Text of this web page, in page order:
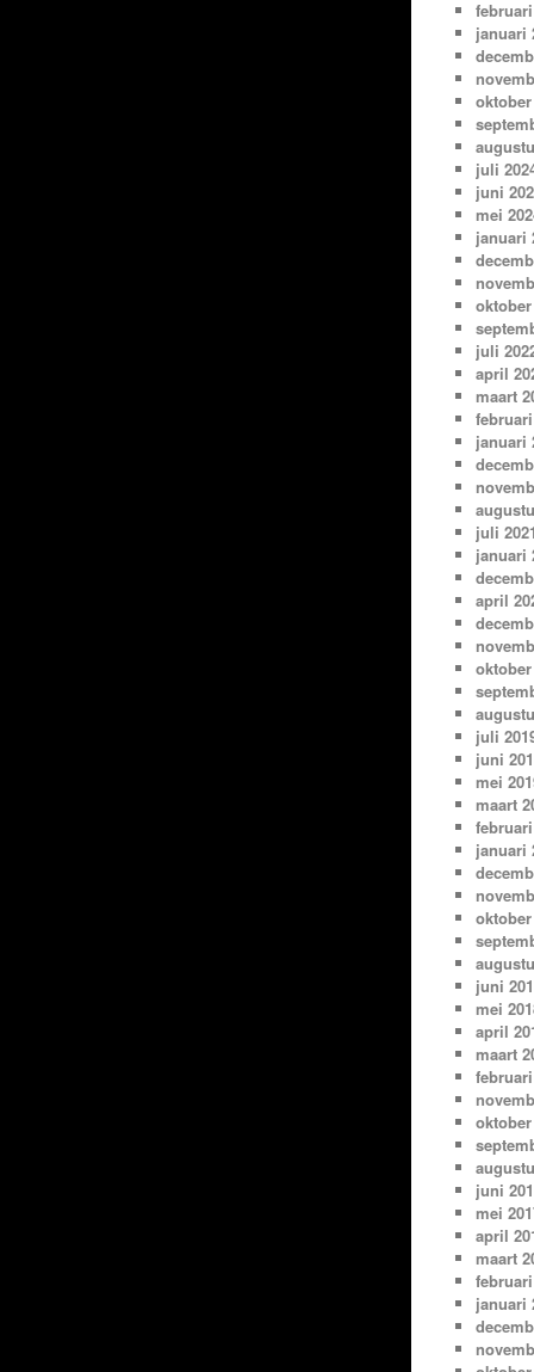
januari
oktober
juli
juni
mei
januari
oktober
juli
april
maart
januari
juli
januari
april
oktober
juli
juni
mei
maart
januari
oktober
juni
mei
april
maart
oktober
juni
mei
april
maart
januari